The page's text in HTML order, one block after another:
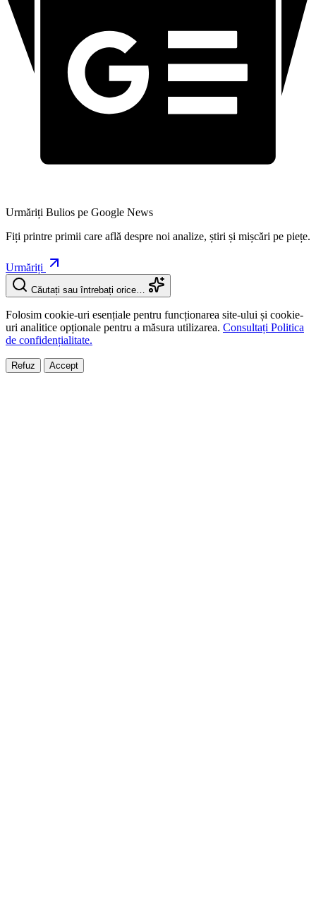
Urmăriți Bulios pe Google News
Fiți printre primii care află despre noi analize, știri și mișcări pe piețe.
Urmăriți
Căutați sau întrebați orice…
Folosim cookie-uri esențiale pentru funcționarea site-ului și cookie-
uri analitice opționale pentru a măsura utilizarea. Consultați Politica
de confidențialitate.
Refuz Accept